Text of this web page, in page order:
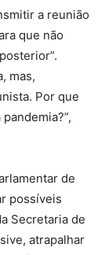
a reunião
que não
mas,
Por que
de
possíveis
Secretaria de
atrapalhar